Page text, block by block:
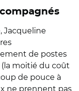
Jacqueline
de postes
moitié du coût
de pouce à
ne prennent pas